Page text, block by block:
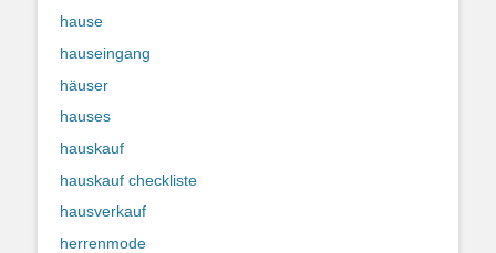
hause
hauseingang
häuser
hauses
hauskauf
hauskauf checkliste
hausverkauf
herrenmode